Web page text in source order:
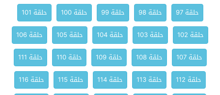
حلقة 97
حلقة 98 حلقة 99 حلقة 100
حلقة 101
حلقة 102
حلقة 103 حلقة 104 حلقة 105
حلقة 106
حلقة 107
حلقة 108 حلقة 109 حلقة 110
حلقة 111
حلقة 112
حلقة 113 حلقة 114 حلقة 115
حلقة 116